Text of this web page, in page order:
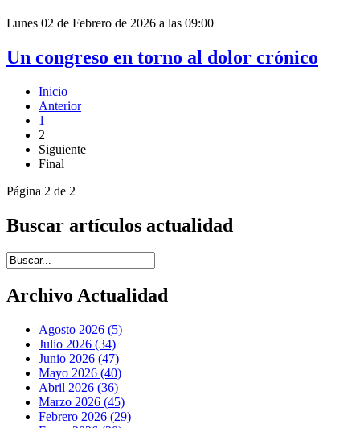
Lunes 02 de Febrero de 2026 a las 09:00
Un congreso en torno al dolor crónico
Inicio
Anterior
1
2
Siguiente
Final
Página 2 de 2
Buscar artículos actualidad
Introduce términos de búsqueda
Archivo Actualidad
Agosto 2026 (5)
Julio 2026 (34)
Junio 2026 (47)
Mayo 2026 (40)
Abril 2026 (36)
Marzo 2026 (45)
Febrero 2026 (29)